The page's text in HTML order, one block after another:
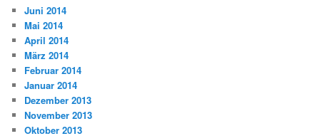
Juni 2014
Mai 2014
April 2014
März 2014
Februar 2014
Januar 2014
Dezember 2013
November 2013
Oktober 2013